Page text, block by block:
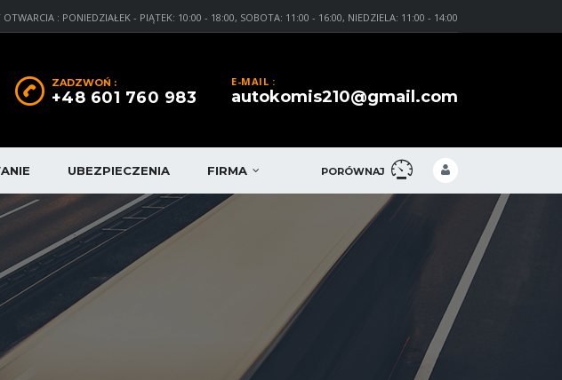
: PONIEDZIAŁEK - PIĄTEK: 10:00 - 18:00, SOBOTA: 11:00 - 16:00, NIEDZIELA: 11:00 - 14:00
E-MAIL :
autokomis210@gmail.com
ZADZWOŃ :
+48 601 760 983
PORÓWNAJ
UBEZPIECZENIA FIRMA